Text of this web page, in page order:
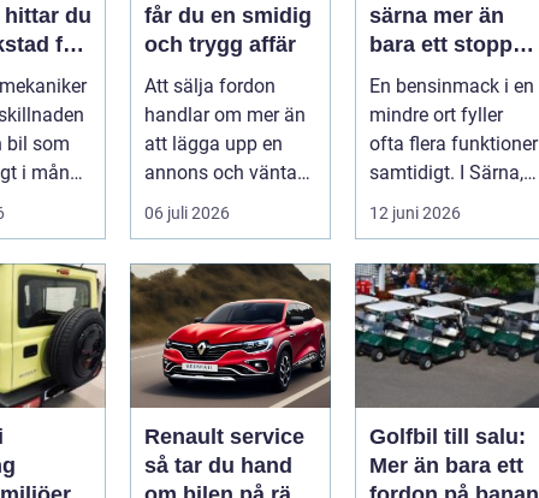
för
bil som
i många
...
får du en smidig
och trygg affär
Att sälja fordon
handlar om mer än
att lägga upp en
annons och vänta
på svar. Många vill
få en bra p...
06 juli 2026
särna mer än
bara ett stopp
längs vägen
En bensinmack i en
mindre ort fyller
ofta flera funktioner
samtidigt. I Särna,
mitt i norra
Dalarna,...
12 juni 2026
Renault service
så tar du hand
Golfbil till salu:
Mer än bara ett